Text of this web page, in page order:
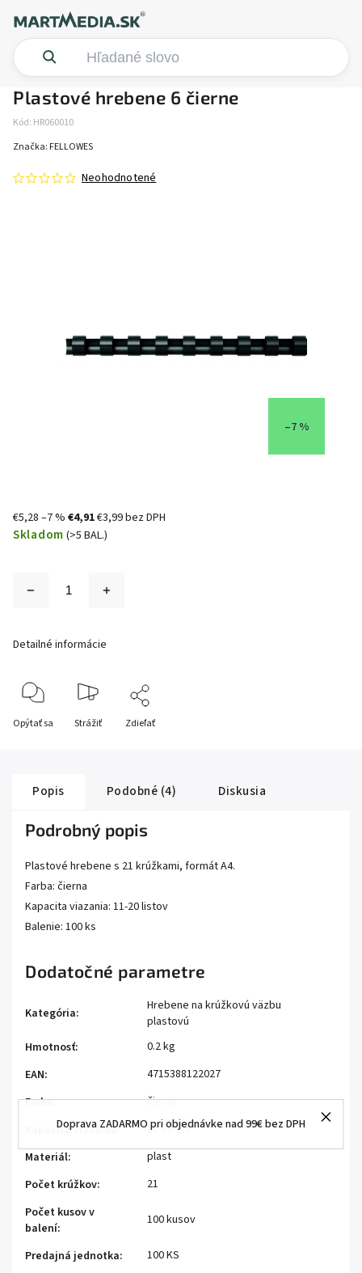
Doprava ZADARMO pri objednávke nad 99€ bez DPH
Plastové hrebene 6 čierne
Kód: HR060010
Neohodnotené
Značka: FELLOWES
–7 %
€5,28 –7 % €4,91€3,99 bez DPH
Skladom (>5 BAL.)
Detailné informácie
Opýtať sa Strážiť Zdieľať
Popis Podobné (4) Diskusia
Podrobný popis
Plastové hrebene s 21 krúžkami, formát A4.
Farba: čierna
Kapacita viazania: 11-20 listov
Balenie: 100 ks
Dodatočné parametre
Kategória:
Hrebene na krúžkovú väzbu
plastovú
Hmotnosť:
0.2 kg
EAN:
4715388122027
Farba:
čierna
Kapacita viazania:
11-20 list
Materiál:
plast
Počet krúžkov:
21
Počet kusov v
balení:
100 kusov
Predajná jednotka:
100 KS